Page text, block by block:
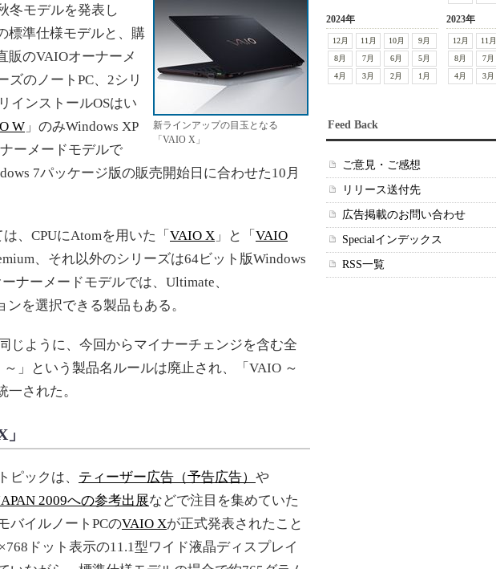
新ラインアップの目玉となる
「VAIO X」
冬モデルを発表し
標準仕様モデルと、購
販のVAIOオーナーメ
ズのノートPC、2シリ
インストールOSはい
W 」のみWindows XP
ーメードモデルで
7パッケージ版の販売開始日に合わせた10月
、CPUにAtomを用いた「 VAIO X 」と「 VAIO
、それ以外のシリーズは64ビット版Windows
ナーメードモデルでは、Ultimate、
ンを選択できる製品もある。
じように、今回からマイナーチェンジを含む全
」という製品名ルールは廃止され、「VAIO ～
された。
ピックは、 ティーザー広告（予告広告） や
2009への参考出展などで注目を集めていた
バイルノートPCのVAIO Xが正式発表されたこと
ドット表示の11.1型ワイド液晶ディスプレイ
2024年
12月 11月 10月
9月
8月
7月 6月
5月
4月
3月 2月 1月
2023年
12月 11月
8月
7月
4月
3月
Feed Back
ご意見・ご感想
リリース送付先
広告掲載のお問い合わせ
Specialインデックス
RSS一覧